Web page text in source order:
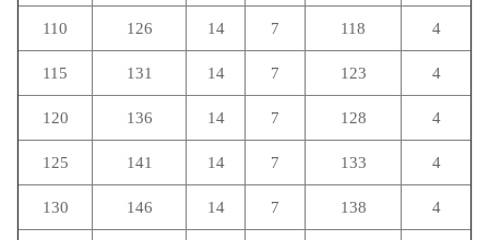
110 126 14 7 118 4
115 131 14 7 123 4
120 136 14 7 128 4
125 141 14 7 133 4
130 146 14 7 138 4